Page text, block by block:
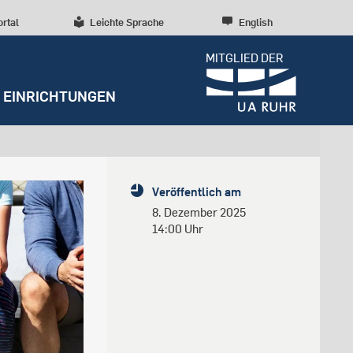
Leichte Sprache English
MITGLIED DER
Studentenleben
Beratung und Anlaufstellen
Forschungskultur
Forschungsstrukturen
Early Career Researchers
Entrepreneurship
Wissenschaftliche Beratung
RUBIN
Archiv
Redaktion
Diversität, Inklusion,
Talententwicklung
Nachhaltigkeit
Campusentwicklung
Spenden und Stiften
EINRICHTUNGEN
Weitere Einrichtungen
Veröffentlich am
8. Dezember 2025
14:00 Uhr